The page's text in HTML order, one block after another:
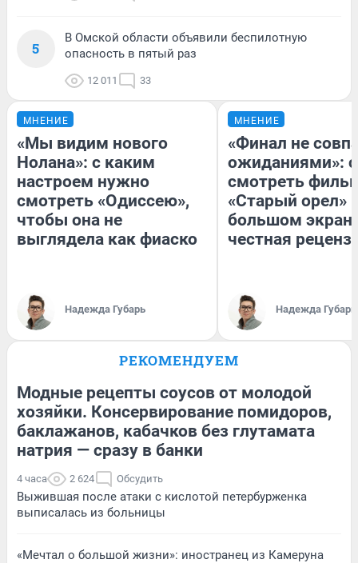
5
В Омской области объявили беспилотную
опасность в пятый раз
12 011 33
МНЕНИЕ
«Мы видим нового
Нолана»: с каким
настроем нужно
смотреть «Одиссею»,
чтобы она не
выглядела как фиаско
Надежда Губарь
МНЕНИЕ
«Финал не
ожиданиями»:
смотреть
«Старый орел»
большом
честная
Надежда Губарь
РЕКОМЕНДУЕМ
Модные рецепты соусов от молодой
хозяйки. Консервирование помидоров,
баклажанов, кабачков без глутамата
натрия — сразу в банки
4 часа 2 624 Обсудить
Выжившая после атаки с кислотой петербурженка
выписалась из больницы
«Мечтал о большой жизни»: иностранец из Камеруна